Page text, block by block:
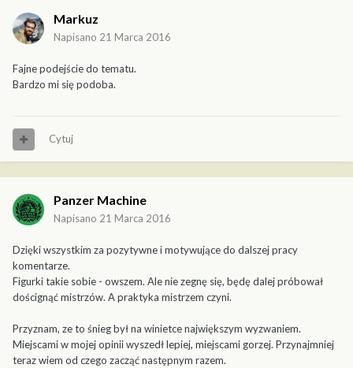
Markuz
Napisano 21 Marca 2016
Fajne podejście do tematu.
Bardzo mi się podoba.
Cytuj
Panzer Machine
Napisano 21 Marca 2016
Dzięki wszystkim za pozytywne i motywujące do dalszej pracy
komentarze.
Figurki takie sobie - owszem. Ale nie zegnę się, będę dalej próbował
doścignąć mistrzów. A praktyka mistrzem czyni.
Przyznam, ze to śnieg był na winietce największym wyzwaniem.
Miejscami w mojej opinii wyszedł lepiej, miejscami gorzej. Przynajmniej
teraz wiem od czego zacząć następnym razem.